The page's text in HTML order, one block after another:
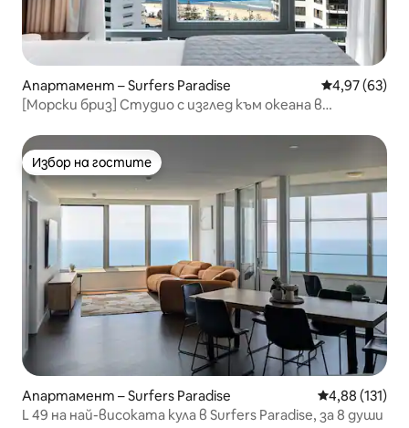
Апартамент – Surfers Paradise Средна
4,97 (63)
[Морски бриз] Студио с изглед към океана в
Избор на гостите
Избор на гостите
Апартамент – Surfers Paradise Средна
4,88 (131)
L 49 на най-високата кула в Surfers Paradise, за 8 души